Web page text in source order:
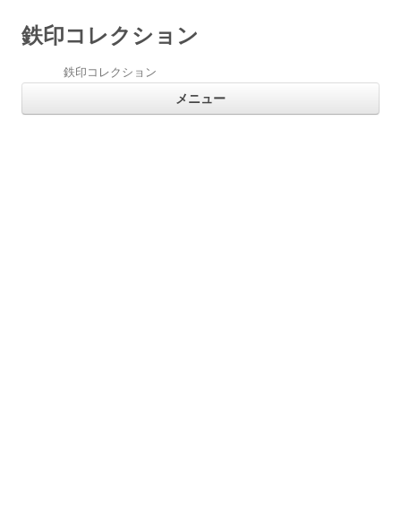
鉄印コレクション
鉄印コレクション
メニュー